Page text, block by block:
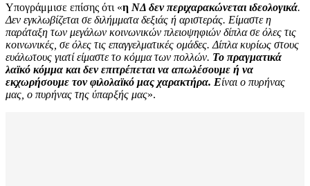
Υπογράμμισε επίσης ότι «η ΝΔ δεν περιχαρακώνεται ιδεολογικά.
Δεν εγκλωβίζεται σε διλήμματα δεξιάς ή αριστεράς. Είμαστε η
παράταξη των μεγάλων κοινωνικών πλειοψηφιών δίπλα σε όλες τις
κοινωνικές, σε όλες τις επαγγελματικές ομάδες. Δίπλα κυρίως στους
ευάλωτους γιατί είμαστε το κόμμα των πολλών. Το πραγματικά
λαϊκό κόμμα και δεν επιτρέπεται να απωλέσουμε ή να
εκχωρήσουμε τον φιλολαϊκό μας χαρακτήρα. Είναι ο πυρήνας
μας, ο πυρήνας της ύπαρξής μας».